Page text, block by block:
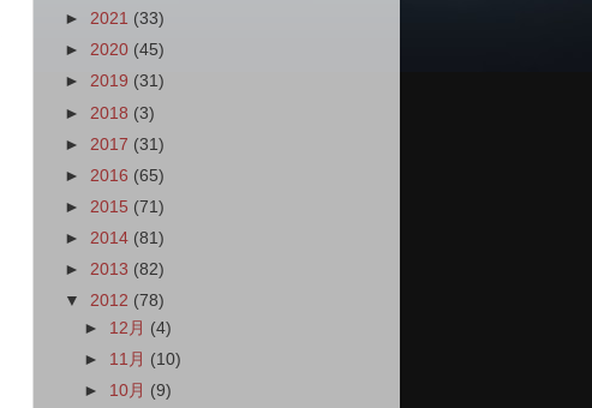
► 2021 (33)
► 2020 (45)
► 2019 (31)
► 2018 (3)
► 2017 (31)
► 2016 (65)
► 2015 (71)
► 2014 (81)
► 2013 (82)
▼ 2012 (78)
► 12月 (4)
► 11月 (10)
► 10月 (9)